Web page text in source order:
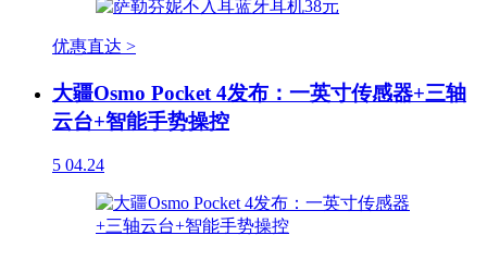
优惠直达 >
大疆Osmo Pocket 4发布：一英寸传感器+三轴
云台+智能手势操控
5 04.24